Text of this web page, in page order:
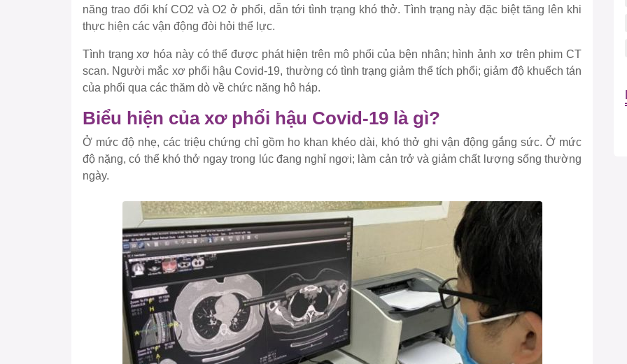
năng trao đổi khí CO2 và O2 ở phổi, dẫn tới tình trạng khó thở. Tình trạng này đặc biệt tăng lên khi
thực hiện các vận động đòi hỏi thể lực.
Tình trạng xơ hóa này có thể được phát hiện trên mô phổi của bện nhân; hình ảnh xơ trên phim CT
scan. Người mắc xơ phổi hậu Covid-19, thường có tình trạng giảm thể tích phổi; giảm độ khuếch tán
của phổi qua các thăm dò về chức năng hô háp.
Biểu hiện của xơ phổi hậu Covid-19 là gì?
Ở mức độ nhẹ, các triệu chứng chỉ gồm ho khan khéo dài, khó thở ghi vận động gắng sức. Ở mức
độ nặng, có thể khó thở ngay trong lúc đang nghỉ ngơi; làm cản trở và giảm chất lượng sống thường
ngày.